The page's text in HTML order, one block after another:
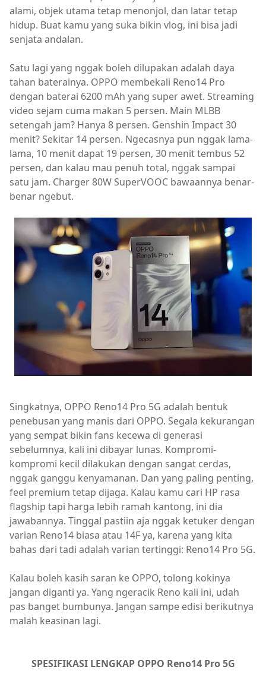
alami, objek utama tetap menonjol, dan latar tetap
hidup. Buat kamu yang suka bikin vlog, ini bisa jadi
senjata andalan.
Satu lagi yang nggak boleh dilupakan adalah daya
tahan baterainya. OPPO membekali Reno14 Pro
dengan baterai 6200 mAh yang super awet. Streaming
video sejam cuma makan 5 persen. Main MLBB
setengah jam? Hanya 8 persen. Genshin Impact 30
menit? Sekitar 14 persen. Ngecasnya pun nggak lama-
lama, 10 menit dapat 19 persen, 30 menit tembus 52
persen, dan kalau mau penuh total, nggak sampai
satu jam. Charger 80W SuperVOOC bawaannya benar-
benar ngebut.
Singkatnya, OPPO Reno14 Pro 5G adalah bentuk
penebusan yang manis dari OPPO. Segala kekurangan
yang sempat bikin fans kecewa di generasi
sebelumnya, kali ini dibayar lunas. Kompromi-
kompromi kecil dilakukan dengan sangat cerdas,
nggak ganggu kenyamanan. Dan yang paling penting,
feel premium tetap dijaga. Kalau kamu cari HP rasa
flagship tapi harga lebih ramah kantong, ini dia
jawabannya. Tinggal pastiin aja nggak ketuker dengan
varian Reno14 biasa atau 14F ya, karena yang kita
bahas dari tadi adalah varian tertinggi: Reno14 Pro 5G.
Kalau boleh kasih saran ke OPPO, tolong kokinya
jangan diganti ya. Yang ngeracik Reno kali ini, udah
pas banget bumbunya. Jangan sampe edisi berikutnya
malah keasinan lagi.
SPESIFIKASI LENGKAP OPPO Reno14 Pro 5G